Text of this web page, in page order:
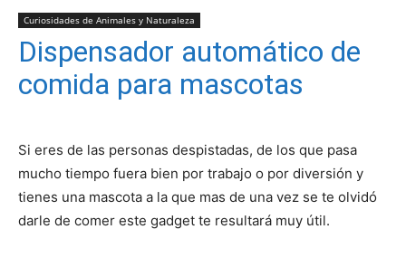
Curiosas
Mundo
Curiosidades de Animales y Naturaleza
Dispensador automático de
comida para mascotas
Si eres de las personas despistadas, de los que pasa
mucho tiempo fuera bien por trabajo o por diversión y
tienes una mascota a la que mas de una vez se te olvidó
darle de comer este gadget te resultará muy útil.